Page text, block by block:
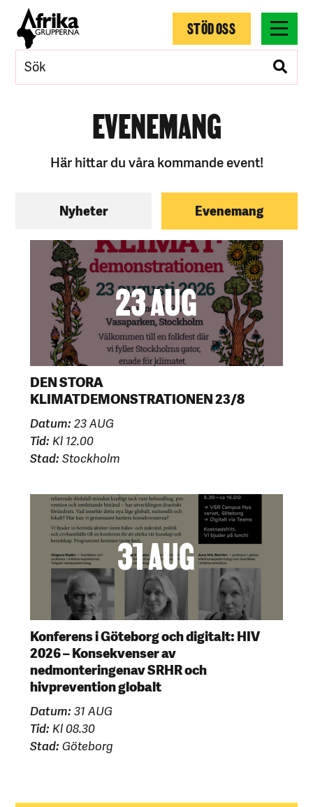
STÖD OSS
EVENEMANG
Här hittar du våra kommande event!
Nyheter Evenemang
23 AUG
DEN STORA
KLIMATDEMONSTRATIONEN 23/8
Datum: 23 AUG
Tid: Kl 12.00
Stad: Stockholm
31 AUG
Konferens i Göteborg och digitalt: HIV
2026 – Konsekvenser av
nedmonteringenav SRHR och
hivprevention globalt
Datum: 31 AUG
Tid: Kl 08.30
Stad: Göteborg